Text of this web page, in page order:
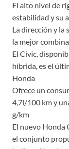
El alto nivel de
estabilidad y su
La dirección y la
la mejor
El Civic,
híbrida, es el
Honda
Ofrece un
4,7l/100 km y
g/km
El nuevo Honda
el conjunto